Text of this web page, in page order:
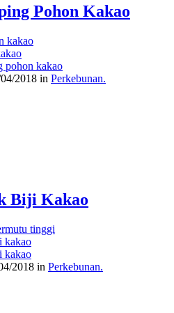
Pohon Kakao
kakao
pohon kakao
2018 in Perkebunan.
Biji Kakao
tinggi
kakao
kakao
2018 in Perkebunan.